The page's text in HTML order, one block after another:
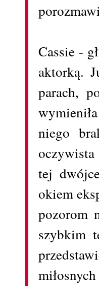
Cassie -
aktorką.
parach,
niego
tej
okiem
pozorom
szybkim